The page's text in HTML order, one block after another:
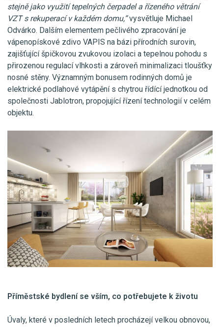
stejně jako využití tepelných čerpadel a řízeného větrání
VZT s rekuperací v každém domu,“vysvětluje Michael
Odvárko. Dalším elementem pečlivého zpracování je
vápenopískové zdivo VAPIS na bázi přírodních surovin,
zajišťující špičkovou zvukovou izolaci a tepelnou pohodu s
přirozenou regulací vlhkosti a zároveň minimalizaci tloušťky
nosné stěny. Významným bonusem rodinných domů je
elektrické podlahové vytápění s chytrou řídící jednotkou od
společnosti Jablotron, propojující řízení technologií v celém
objektu.
Příměstské bydlení se vším, co potřebujete k životu
Úvaly, které v posledních letech procházejí velkou obnovou,